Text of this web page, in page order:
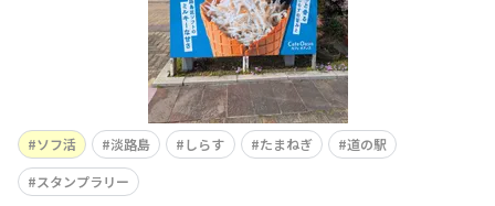
ソフ活 淡路島 しらす たまねぎ
道の駅
スタンプラリー